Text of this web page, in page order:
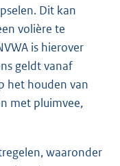
Dit kan
volière te
is hierover
geldt vanaf
het houden van
met pluimvee,
waaronder